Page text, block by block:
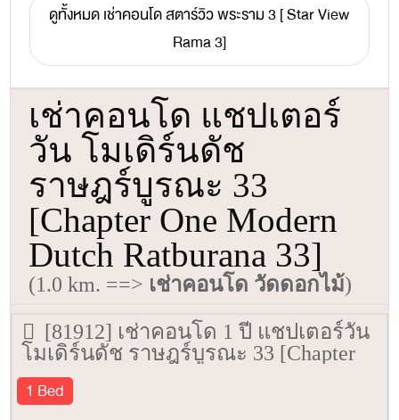
ดูทั้งหมด เช่าคอนโด สตาร์วิว พระราม 3 [ Star View
Rama 3]
เช่าคอนโด แชปเตอร์
วัน โมเดิร์นดัช
ราษฎร์บูรณะ 33
[Chapter One Modern
Dutch Ratburana 33]
(1.0 km. ==> เช่าคอนโด วัดดอกไม้)
[81912] เช่าคอนโด 1 ปี แชปเตอร์วัน
โมเดิร์นดัช ราษฎร์บูรณะ 33 [Chapter
One Modern Dutch Ratburana 33] 30
ตรม. ชั้น 21
1 Bed